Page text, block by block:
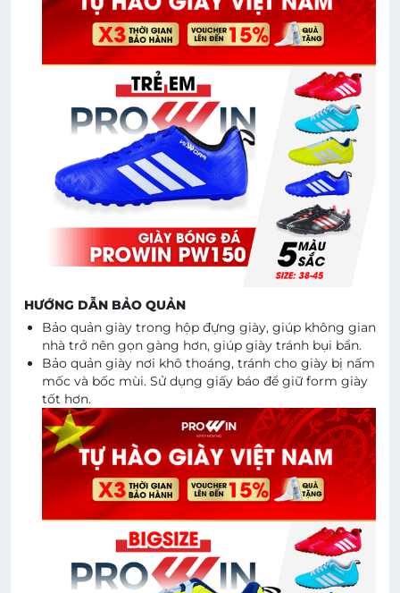
HƯỚNG DẪN BẢO QUẢN
Bảo quản giày trong hộp đựng giày, giúp không gian
nhà trở nên gọn gàng hơn, giúp giày tránh bụi bẩn.
Bảo quản giày nơi khô thoáng, tránh cho giày bị nấm
mốc và bốc mùi. Sử dụng giấy báo để giữ form giày
tốt hơn.